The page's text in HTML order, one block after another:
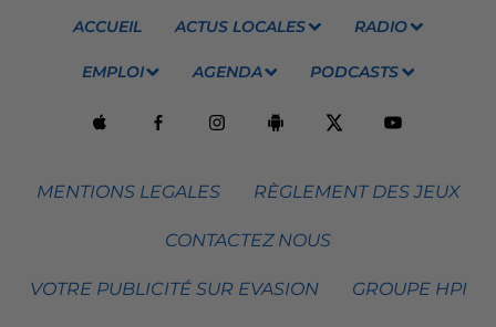
ACCUEIL ACTUS LOCALES RADIO
EMPLOI AGENDA PODCASTS
MENTIONS LEGALES RÈGLEMENT DES JEUX
CONTACTEZ NOUS
VOTRE PUBLICITÉ SUR EVASION GROUPE HPI